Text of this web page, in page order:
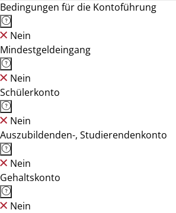
Bedingungen für die Kontoführung
Nein
Mindestgeldeingang
Nein
Schülerkonto
Nein
Auszubildenden-, Studierendenkonto
Nein
Gehaltskonto
Nein